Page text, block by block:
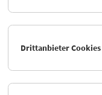
Drittanbieter Cookies